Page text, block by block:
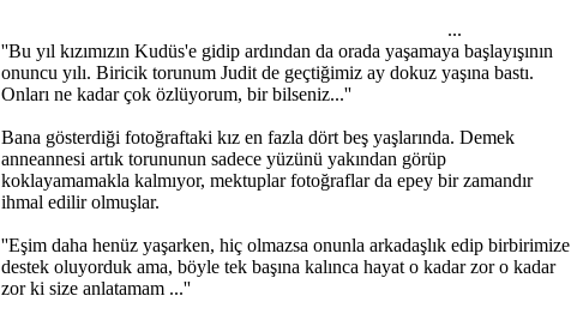
...
''Bu yıl kızımızın Kudüs'e gidip ardından da orada yaşamaya başlayışının
onuncu yılı. Biricik torunum Judit de geçtiğimiz ay dokuz yaşına bastı.
Onları ne kadar çok özlüyorum, bir bilseniz...''
Bana gösterdiği fotoğraftaki kız en fazla dört beş yaşlarında. Demek
anneannesi artık torununun sadece yüzünü yakından görüp
koklayamamakla kalmıyor, mektuplar fotoğraflar da epey bir zamandır
ihmal edilir olmuşlar.
''Eşim daha henüz yaşarken, hiç olmazsa onunla arkadaşlık edip birbirimize
destek oluyorduk ama, böyle tek başına kalınca hayat o kadar zor o kadar
zor ki size anlatamam ...''